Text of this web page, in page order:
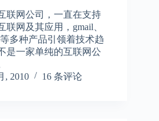
联网公司，一直在支持
网及其应用，gmail、
多种产品引领着技术趋
是一家单纯的互联网公
, 2010 16 条评论